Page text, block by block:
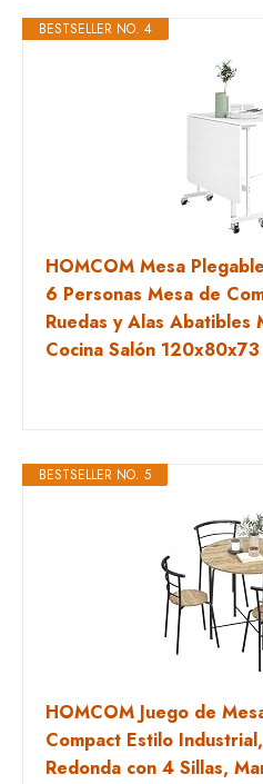
BESTSELLER NO. 4
HOMCOM Mesa
6 Personas Mesa de
Ruedas y Alas Abatibles
Cocina Salón 120x80x73
BESTSELLER NO. 5
HOMCOM Juego de
Compact Estilo
Redonda con 4 Sillas,